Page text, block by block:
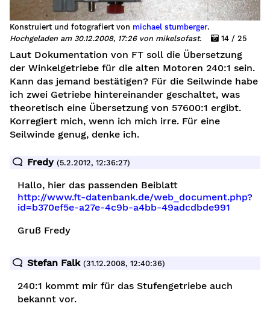
Konstruiert und fotografiert von michael stumberger.
Hochgeladen am 30.12.2008, 17:26 von mikelsofast.
14 / 25
Laut Dokumentation von FT soll die Übersetzung
der Winkelgetriebe für die alten Motoren 240:1 sein.
Kann das jemand bestätigen? Für die Seilwinde habe
ich zwei Getriebe hintereinander geschaltet, was
theoretisch eine Übersetzung von 57600:1 ergibt.
Korregiert mich, wenn ich mich irre. Für eine
Seilwinde genug, denke ich.
Fredy (5.2.2012, 12:36:27)
Hallo, hier das passenden Beiblatt
http://www.ft-datenbank.de/web_document.php?
id=b370ef5e-a27e-4c9b-a4bb-49adcdbde991
Gruß Fredy
Stefan Falk (31.12.2008, 12:40:36)
240:1 kommt mir für das Stufengetriebe auch
bekannt vor.